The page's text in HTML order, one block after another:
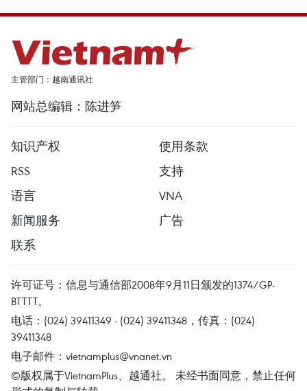
主管部门：越南通讯社
网站总编辑：陈进笋
知识产权
使用条款
RSS
支持
语言
VNA
新闻服务
广告
联系
许可证号：信息与通信部2008年9月11日颁发的1374/GP-
BTTTT。
电话：(024) 39411349 - (024) 39411348，传真：(024)
39411348
电子邮件： vietnamplus@vnanet.vn
©版权属于VietnamPlus、越通社。 未经书面同意，禁止任何